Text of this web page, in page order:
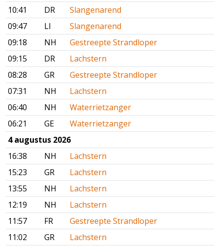
10:41
DR
Slangenarend
09:47
LI
Slangenarend
09:18
NH
Gestreepte Strandloper
09:15
DR
Lachstern
08:28
GR
Gestreepte Strandloper
07:31
NH
Lachstern
06:40
NH
Waterrietzanger
06:21
GE
Waterrietzanger
4 augustus 2026
16:38
NH
Lachstern
15:23
GR
Lachstern
13:55
NH
Lachstern
12:19
NH
Lachstern
11:57
FR
Gestreepte Strandloper
11:02
GR
Lachstern